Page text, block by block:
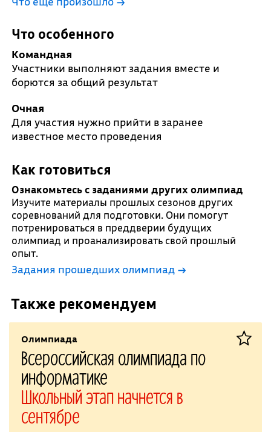
Что особенного
Командная
Участники выполняют задания вместе и
борются за общий результат
Очная
Для участия нужно прийти в заранее
известное место проведения
Как готовиться
Ознакомьтесь с заданиями других олимпиад
Изучите материалы прошлых сезонов других
соревнований для подготовки. Они помогут
потренироваться в преддверии будущих
олимпиад и проанализировать свой прошлый
опыт.
Задания прошедших олимпиад →
Также рекомендуем
Олимпиада
Всероссийская олимпиада по
информатике
Школьный этап начнется в
сентябре